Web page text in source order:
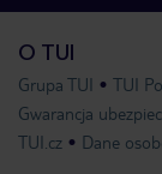
O TUI
Grupa TUI TUI
Gwarancja
TUI.cz
Dane